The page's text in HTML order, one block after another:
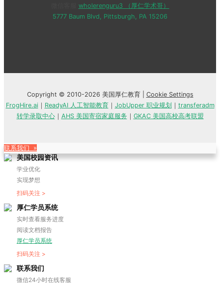
wholerenguru3 （厚仁学术哥）
5777 Baum Blvd, Pittsburgh, PA 15206
Copyright © 2010-2026 美国厚仁教育 | Cookie Settings
FrogHire.ai｜ ReadyAI 人工智能教育｜ JobUpper 职业规划 ｜ transferadm
转学录取中心｜ AHS 美国寄宿家庭服务 ｜ GKAC 美国高校高考联盟
联系我们 »
美国校园资讯
学业优化
实现梦想
扫码关注 >
厚仁学员系统
实时查看服务进度
阅读文档报告
厚仁学员系统
扫码关注 >
联系我们
微信24小时在线客服